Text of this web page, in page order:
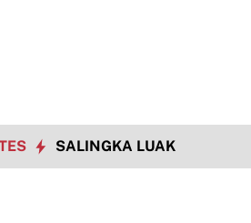
SALINGKA LUAK